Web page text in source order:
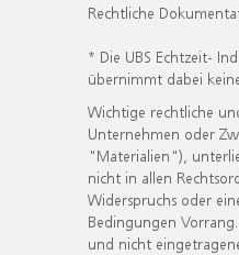
Rechtliche
* Die UBS Echtzeit-
übernimmt dabei
Wichtige rechtliche
Unternehmen oder
"Materialien"),
nicht in allen
Widerspruchs oder
Bedingungen
und nicht